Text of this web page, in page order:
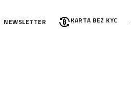
NEWSLETTER KARTA BEZ KYC